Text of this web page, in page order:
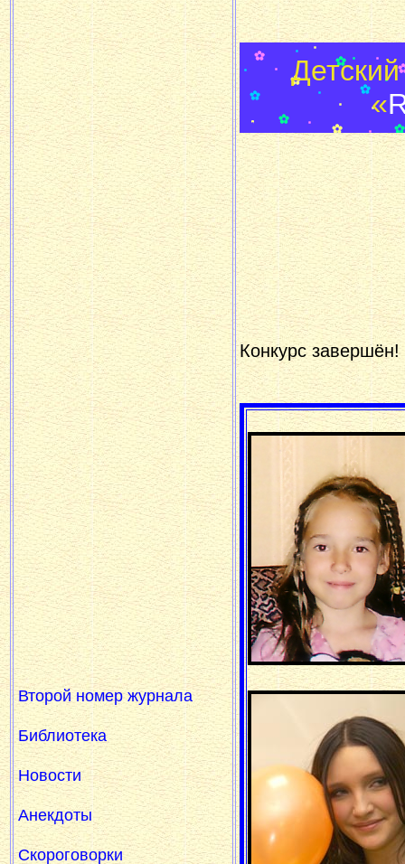
Второй номер журнала
Библиотека
Новости
Анекдоты
Скороговорки
«
Конкурс завершён!